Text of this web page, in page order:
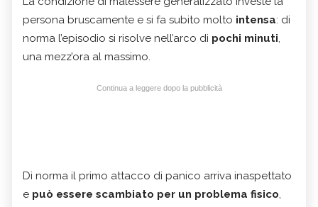
persona bruscamente e si fa subito molto intensa: di
norma l’episodio si risolve nell’arco di pochi minuti,
una mezz’ora al massimo.
Continua a leggere dopo la pubblicità
Di norma il primo attacco di panico arriva inaspettato
e può essere scambiato per un problema fisico,